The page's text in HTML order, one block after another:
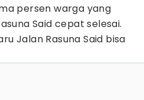
persen warga yang
Said cepat selesai.
Jalan Rasuna Said bisa